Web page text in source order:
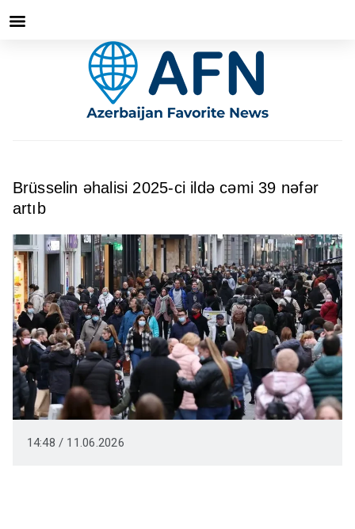
Brüsselin əhalisi 2025-ci ildə cəmi 39 nəfər
artıb
14:48 / 11.06.2026